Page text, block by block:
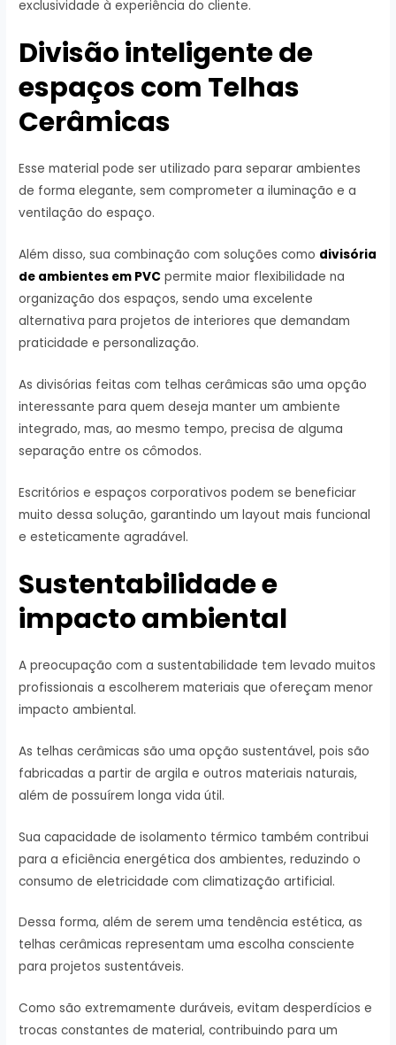
exclusividade à experiência do cliente.
Divisão inteligente de
espaços com Telhas
Cerâmicas
Esse material pode ser utilizado para separar ambientes
de forma elegante, sem comprometer a iluminação e a
ventilação do espaço.
Além disso, sua combinação com soluções como divisória
de ambientes em PVC permite maior flexibilidade na
organização dos espaços, sendo uma excelente
alternativa para projetos de interiores que demandam
praticidade e personalização.
As divisórias feitas com telhas cerâmicas são uma opção
interessante para quem deseja manter um ambiente
integrado, mas, ao mesmo tempo, precisa de alguma
separação entre os cômodos.
Escritórios e espaços corporativos podem se beneficiar
muito dessa solução, garantindo um layout mais funcional
e esteticamente agradável.
Sustentabilidade e
impacto ambiental
A preocupação com a sustentabilidade tem levado muitos
profissionais a escolherem materiais que ofereçam menor
impacto ambiental.
As telhas cerâmicas são uma opção sustentável, pois são
fabricadas a partir de argila e outros materiais naturais,
além de possuírem longa vida útil.
Sua capacidade de isolamento térmico também contribui
para a eficiência energética dos ambientes, reduzindo o
consumo de eletricidade com climatização artificial.
Dessa forma, além de serem uma tendência estética, as
telhas cerâmicas representam uma escolha consciente
para projetos sustentáveis.
Como são extremamente duráveis, evitam desperdícios e
trocas constantes de material, contribuindo para um